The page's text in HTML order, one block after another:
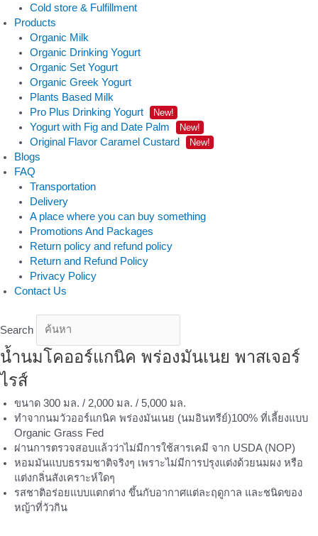
Cold store & Fulfillment
Products
Organic Milk
Organic Drinking Yogurt
Organic Set Yogurt
Organic Greek Yogurt
Plants Based Milk
Pro Plus Drinking Yogurt
New!
Yogurt with Fig and Date Palm New!
Original Flavor Caramel Custard New!
Blogs
FAQ
Transportation
Delivery
A place where you can buy something
Promotions And Packages
Return policy and refund policy
Return and Refund Policy
Privacy Policy
Contact Us
Search
น้ำนมโคออร์แกนิค พร่องมันเนย พาสเจอร์
ไรส์
ขนาด 300 มล. / 2,000 มล. / 5,000 มล.
ทำจากนมวัวออร์แกนิค พร่องมันเนย (นมอินทรีย์)100% ที่เลี้ยงแบบ
Organic Grass Fed
ผ่านการตรวจสอบแล้วว่าไม่มีการใช้สารเคมี จาก USDA (NOP)
หอมมันแบบธรรมชาติจริงๆ เพราะไม่มีการปรุงแต่งด้วยนมผง หรือ
แต่งกลิ่นสังเคราะห์ใดๆ
รสชาติอร่อยแบบแตกต่าง ขึ้นกับอากาศแต่ละฤดูกาล และชนิดของ
หญ้าที่วัวกิน